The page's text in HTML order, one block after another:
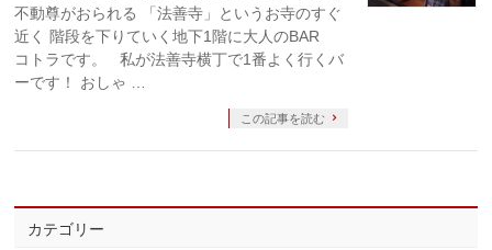
不動尊がおられる 「法善寺」というお寺のすぐ
近く 階段を下りていく地下1階に大人のBAR
コトラです。 私が法善寺横丁で1番よく行くバ
ーです！ おしゃ …
この記事を読む
カテゴリー